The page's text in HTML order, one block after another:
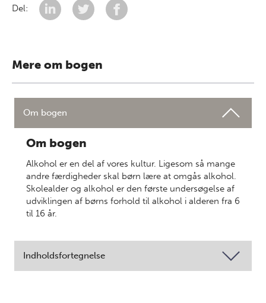
Del:
Mere om bogen
Om bogen
Om bogen
Alkohol er en del af vores kultur. Ligesom så mange
andre færdigheder skal børn lære at omgås alkohol.
Skolealder og alkohol er den første undersøgelse af
udviklingen af børns forhold til alkohol i alderen fra 6
til 16 år.
Indholdsfortegnelse